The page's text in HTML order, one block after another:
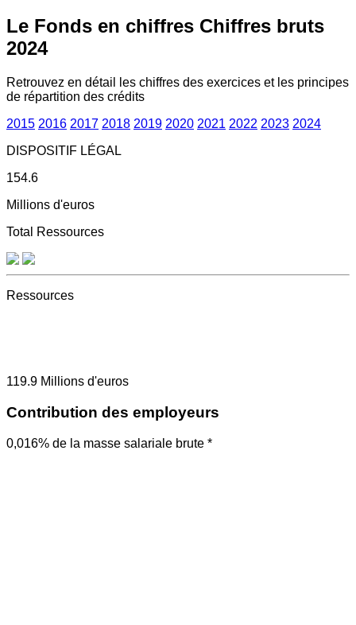
Le Fonds en chiffres Chiffres bruts
2024
Retrouvez en détail les chiffres des exercices et les principes
de répartition des crédits
2015 2016 2017 2018 2019 2020 2021 2022 2023 2024
DISPOSITIF LÉGAL
154.6
Millions d'euros
Total Ressources
Ressources
119.9 Millions d'euros
Contribution des employeurs
0,016% de la masse salariale brute *